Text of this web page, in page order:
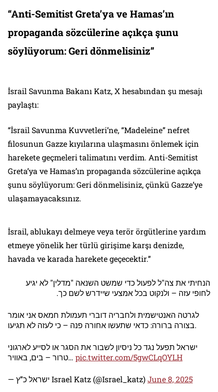
“Anti-Semitist Greta’ya ve Hamas’ın
propaganda sözcülerine açıkça şunu
söylüyorum: Geri dönmelisiniz”
İsrail Savunma Bakanı Katz, X hesabından şu mesajı
paylaştı:
“İsrail Savunma Kuvvetleri’ne, “Madeleine” nefret
filosunun Gazze kıyılarına ulaşmasını önlemek için
harekete geçmeleri talimatını verdim. Anti-Semitist
Greta’ya ve Hamas’ın propaganda sözcülerine açıkça
şunu söylüyorum: Geri dönmelisiniz, çünkü Gazze’ye
ulaşamayacaksınız.
İsrail, ablukayı delmeye veya terör örgütlerine yardım
etmeye yönelik her türlü girişime karşı denizde,
havada ve karada harekete geçecektir.”
הנחיתי את צה"ל לפעול כדי שמשט השנאה "מדלין" לא יגיע
לחופי עזה – ולנקוט בכל אמצעי שיידרש לשם כך.
לגרטה האנטישמית ולחבריה דוברי תעמולת חמאס אני אומר
בצורה ברורה: כדאי שתעשו אחורה פנה – כי לעזה לא תגיעו.
ישראל תפעל נגד כל ניסיון לשבור את הסגר או לסייע לארגוני
טרור – בים, באוויר… pic.twitter.com/5gwCLqOYLH
— ישראל כ”ץ Israel Katz (@Israel_katz)June 8, 2025